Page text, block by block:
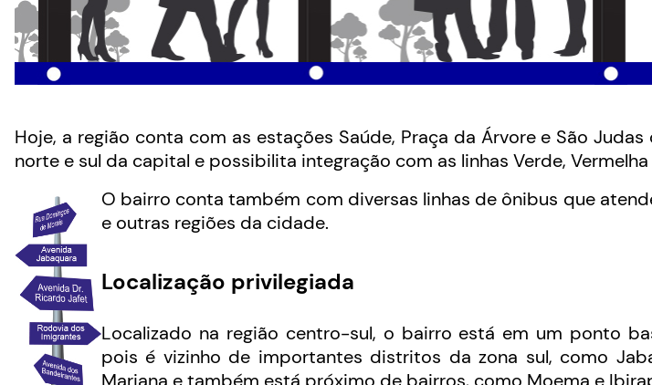
Hoje, a região conta com as estações Saúde, Praça da Árvore e São Judas
norte e sul da capital e possibilita integração com as linhas Verde, Vermelha
O bairro conta também com diversas linhas de ônibus que
e outras regiões da cidade.
Localização privilegiada
Localizado na região centro-sul, o bairro está em um ponto
pois é vizinho de importantes distritos da zona sul, como
Mariana e também está próximo de bairros, como Moema e